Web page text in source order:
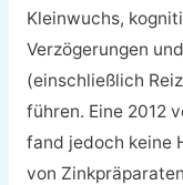
Kleinwuchs,
Verzögerungen
(einschließlich
führen. Eine 2012
fand jedoch keine
von